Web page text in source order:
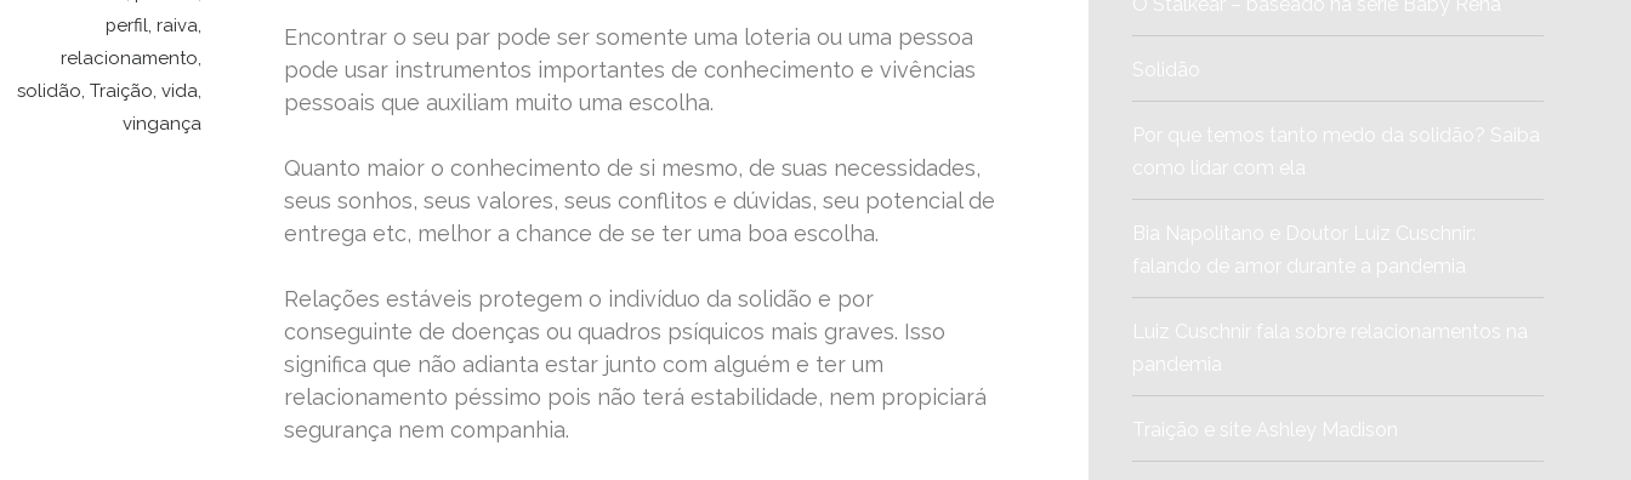
Encontrar o seu par pode ser somente uma loteria ou uma pessoa
pode usar instrumentos importantes de conhecimento e vivências
pessoais que auxiliam muito uma escolha.
Quanto maior o conhecimento de si mesmo, de suas necessidades,
seus sonhos, seus valores, seus conflitos e dúvidas, seu potencial de
entrega etc, melhor a chance de se ter uma boa escolha.
Relações estáveis protegem o indivíduo da solidão e por
conseguinte de doenças ou quadros psíquicos mais graves. Isso
significa que não adianta estar junto com alguém e ter um
relacionamento péssimo pois não terá estabilidade, nem propiciará
segurança nem companhia.
perfil,raiva,
relacionamento,
solidão,Traição,vida,
vingança
Solidão
Por que temos tanto medo da solidão? Saiba
como lidar com ela
Bia Napolitano e Doutor Luiz Cuschnir:
falando de amor durante a pandemia
Luiz Cuschnir fala sobre relacionamentos na
pandemia
Traição e site Ashley Madison